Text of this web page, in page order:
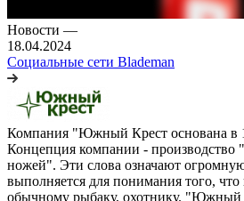
Новости —
18.04.2024
Социальные сети Blademan
Компания "Южный Крест основана в
Концепция компании - производство
ножей". Эти слова означают огромную
выполняется для понимания того, что
обычному рыбаку, охотнику. "Южный